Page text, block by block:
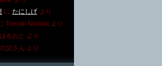
に たにしげ より
Tomoki Nishida より
るおと より
父さん より